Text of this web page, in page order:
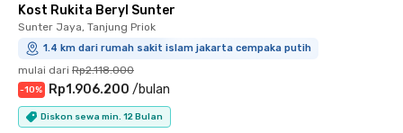
Kost Rukita Beryl Sunter
Sunter Jaya, Tanjung Priok
1.4 km dari rumah sakit islam jakarta cempaka putih
mulai dari Rp2.118.000
-10% Rp1.906.200 /bulan
Diskon sewa min. 12 Bulan